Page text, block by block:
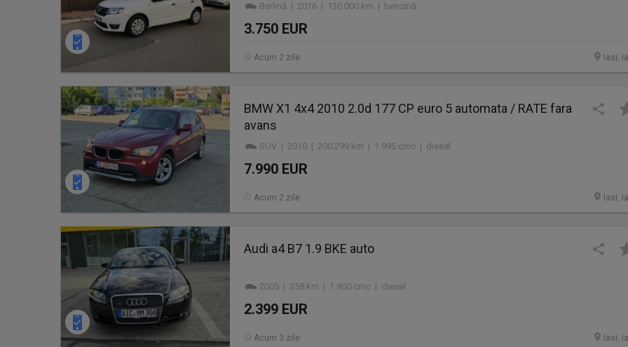
Berlină | 2016 | 130.000 km | benzină
3.750 EUR
Iasi,
Acum 2 zile
BMW X1 4x4 2010 2.0d 177 CP euro 5 automata / RATE fara
avans
SUV | 2010 | 200.299 km | 1.995 cmc | diesel
7.990 EUR
Iasi,
Acum 2 zile
Audi a4 B7 1.9 BKE auto
2005 | 258 km | 1.900 cmc | diesel
2.399 EUR
Iasi,
Acum 3 zile